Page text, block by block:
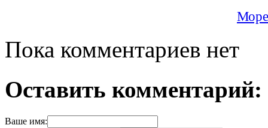
Пока комментариев нет
Оставить комментарий:
Ваше имя: